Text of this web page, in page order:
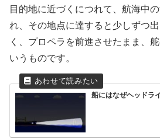
目的地に近づくにつれて、航海中
れ、その地点に達すると少しずつ
く、プロペラを前進させたまま、
いうものです。
船にはなぜヘッドラ